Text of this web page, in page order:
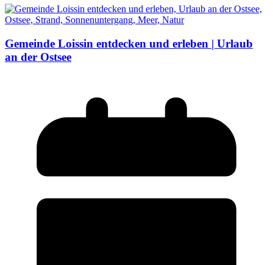
Gemeinde Loissin entdecken und erleben | Urlaub
an der Ostsee